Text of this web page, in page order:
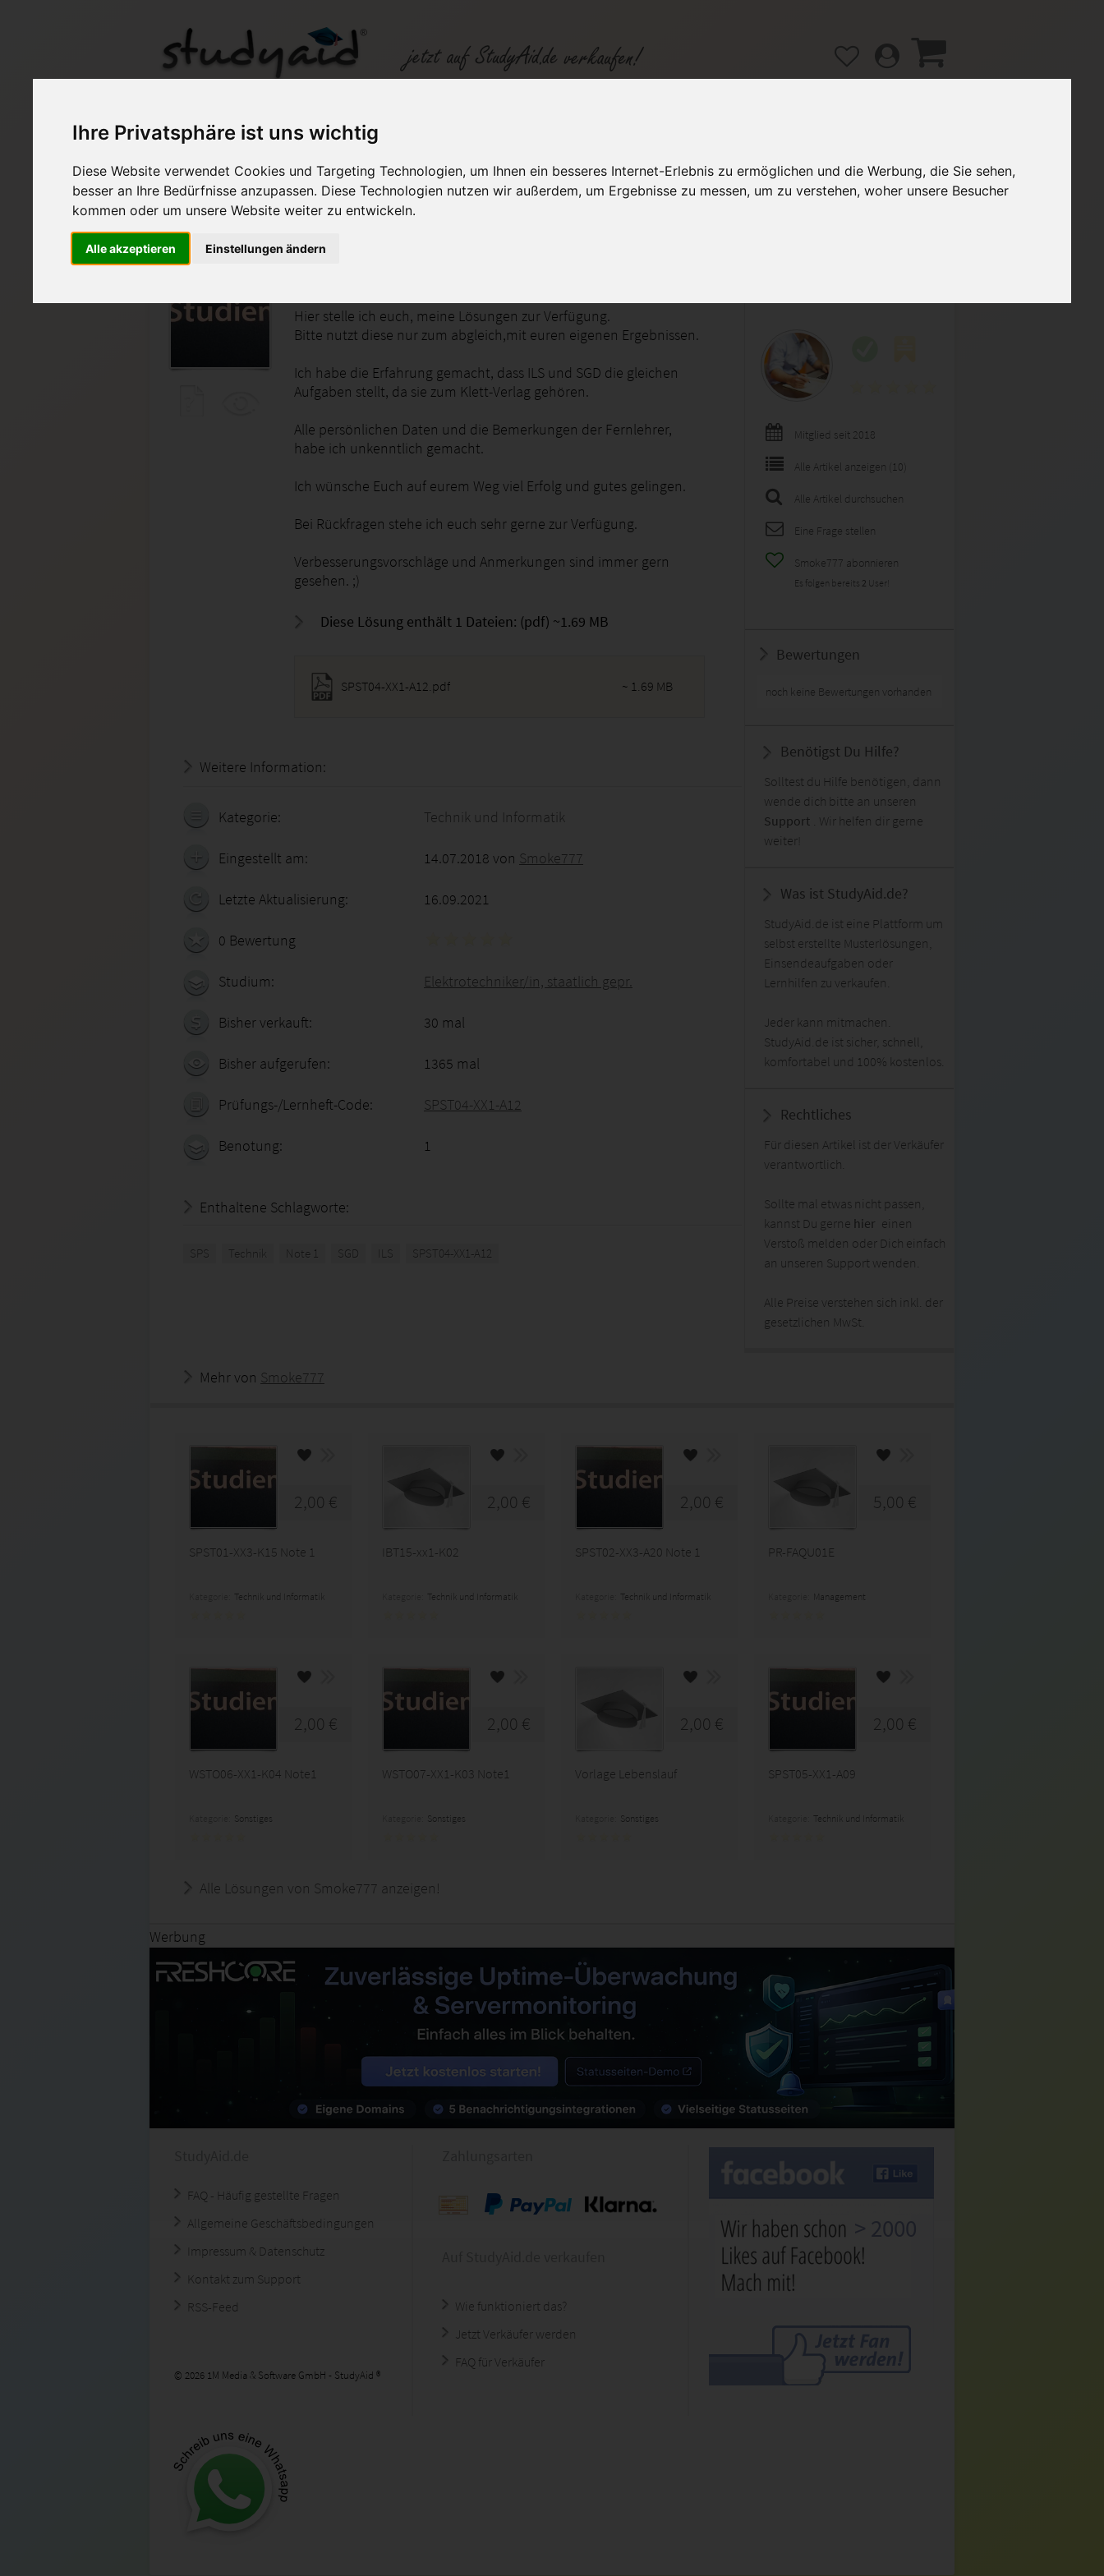
Ihre Privatsphäre ist uns wichtig
Diese Website verwendet Cookies und Targeting Technologien, um Ihnen ein besseres Internet-Erlebnis zu ermöglichen und die Werbung, die Sie sehen,
besser an Ihre Bedürfnisse anzupassen. Diese Technologien nutzen wir außerdem, um Ergebnisse zu messen, um zu verstehen, woher unsere Besucher
kommen oder um unsere Website weiter zu entwickeln.
Alle akzeptieren Einstellungen ändern
SPST04-XX1-A12 Note 1
Auf StudyAid.de verkaufen Kategorien Studiengänge / Lehrgänge Hilfe / FAQ
Hier stelle ich euch, meine Lösungen zur Verfügung.
Bitte nutzt diese nur zum abgleich,mit euren eigenen Ergebnissen.
Ich habe die Erfahrung gemacht, dass ILS und SGD die gleichen
Aufgaben stellt, da sie zum Klett-Verlag gehören.
Alle persönlichen Daten und die Bemerkungen der Fernlehrer,
habe ich unkenntlich gemacht.
Ich wünsche Euch auf eurem Weg viel Erfolg und gutes gelingen.
Bei Rückfragen stehe ich euch sehr gerne zur Verfügung.
Verbesserungsvorschläge und Anmerkungen sind immer gern
gesehen. ;)
Diese Lösung enthält 1 Dateien: (pdf) ~1.69 MB
SPST04-XX1-A12.pdf ~ 1.69 MB
Weitere Information:
Kategorie: Technik und Informatik
Eingestellt am: 14.07.2018 von Smoke777
Letzte Aktualisierung: 16.09.2021
0 Bewertung
Studium: Elektrotechniker/in, staatlich gepr.
Bisher verkauft: 30 mal
Bisher aufgerufen: 1365 mal
Prüfungs-/Lernheft-Code: SPST04-XX1-A12
Benotung: 1
Enthaltene Schlagworte:
SPS Technik Note 1 SGD ILS SPST04-XX1-A12
Mitglied seit 2018
Alle Artikel anzeigen (10)
Alle Artikel durchsuchen
Eine Frage stellen
Smoke777 abonnieren
Es folgen bereits 2 User!
Bewertungen
noch keine Bewertungen vorhanden
Benötigst Du Hilfe?
Solltest du Hilfe benötigen, dann
wende dich bitte an unseren
Support . Wir helfen dir gerne
weiter!
Was ist StudyAid.de?
StudyAid.de ist eine Plattform um
selbst erstellte Musterlösungen,
Einsendeaufgaben oder
Lernhilfen zu verkaufen.
Jeder kann mitmachen.
StudyAid.de ist sicher, schnell,
komfortabel und 100% kostenlos.
Rechtliches
Für diesen Artikel ist der Verkäufer
verantwortlich.
Sollte mal etwas nicht passen,
kannst Du gerne hier einen
Verstoß melden oder Dich einfach
an unseren Support wenden.
Alle Preise verstehen sich inkl. der
gesetzlichen MwSt.
Mehr von Smoke777
2,00 €
SPST01-XX3-K15 Note 1
Technik und Informatik
2,00 €
IBT15-xx1-K02
Technik und Informatik
2,00 €
SPST02-XX3-A20 Note 1
Technik und Informatik
5,00 €
PR-FAQU01E
Management
2,00 €
WSTO06-XX1-K04 Note1
Sonstiges
2,00 €
WSTO07-XX1-K03 Note1
Sonstiges
2,00 €
Vorlage Lebenslauf
Sonstiges
2,00 €
SPST05-XX1-A09
Technik und Informatik
Alle Lösungen von Smoke777 anzeigen!
Werbung
FAQ - Häufig gestellte Fragen
Allgemeine Geschäftsbedingungen
Impressum & Datenschutz
Kontakt zum Support
RSS-Feed
© 2026 1M Media & Software GmbH - StudyAid ®
Wie funktioniert das?
Jetzt Verkäufer werden
FAQ für Verkäufer
> 2000